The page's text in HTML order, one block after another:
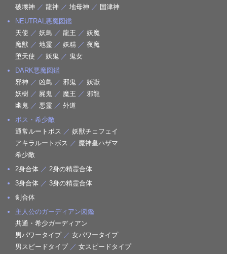
破壊神 ／ 龍神 ／ 地母神 ／ 国津神
NEUTRAL悪魔図鑑
天使 ／ 妖鳥 ／ 龍王 ／ 妖魔
魔獣 ／ 地霊 ／ 妖精 ／ 夜魔
堕天使 ／ 妖鬼 ／ 鬼女
DARK悪魔図鑑
邪神 ／ 凶鳥 ／ 邪鬼 ／ 妖獣
妖樹 ／ 屍鬼 ／ 魔王 ／ 邪龍
幽鬼 ／ 悪霊 ／ 外道
ボス・希少敵
通常ルートボス ／ 妖獣チェフェイ
アキラルートボス ／ 魔神皇ハザマ
希少敵
2身合体 ／ 2身の精霊合体
3身合体 ／ 3身の精霊合体
剣合体
主人公のガーディアン図鑑
共通・希少ガーディアン
男パワータイプ／ 女パワータイプ
男スピードタイプ／ 女スピードタイプ